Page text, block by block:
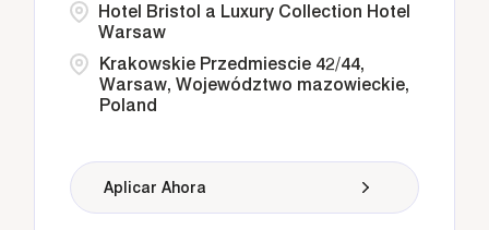
Krakowskie Przedmiescie 42/44,
Warsaw, Województwo mazowieckie,
Poland
Hotel Bristol a Luxury Collection Hotel
Warsaw
Aplicar Ahora